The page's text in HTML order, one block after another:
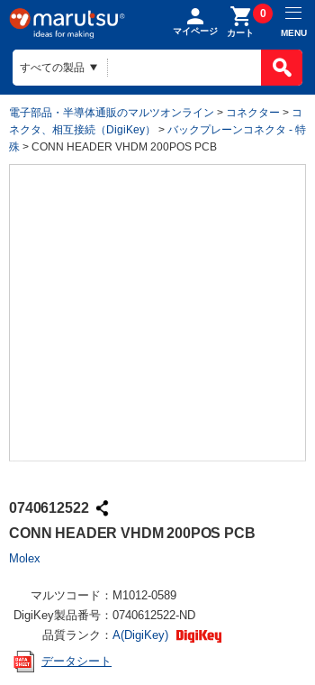
マイページ カート
0
MENU
電子部品・半導体通販のマルツオンライン > コネクター > コ
ネクタ、相互接続（DigiKey）
> バックプレーンコネクタ - 特
殊 > CONN HEADER VHDM 200POS PCB
0740612522
CONN HEADER VHDM 200POS PCB
Molex
マルツコード： M1012-0589
DigiKey製品番号： 0740612522-ND
品質ランク： A(DigiKey)
データシート